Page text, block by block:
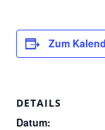
Zum
DETAILS
Datum: